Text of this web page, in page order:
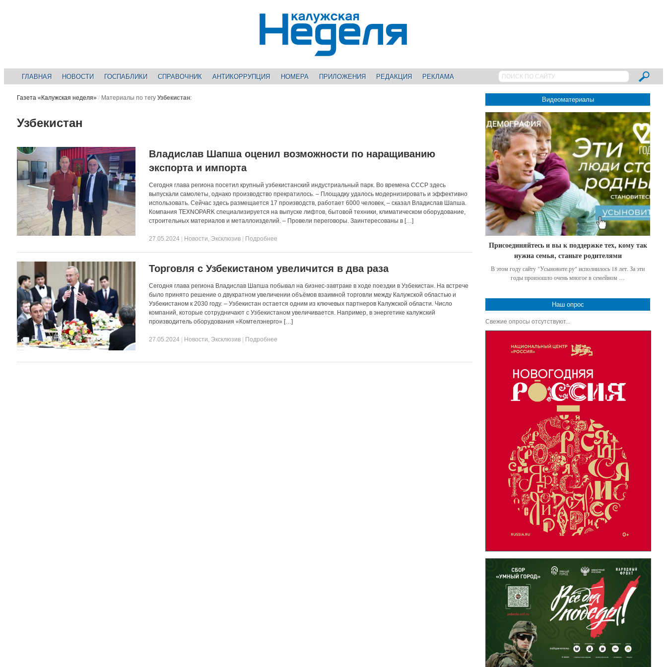
ГЛАВНАЯ НОВОСТИ ГОСПАБЛИКИ СПРАВОЧНИК АНТИКОРРУПЦИЯ НОМЕРА ПРИЛОЖЕНИЯ РЕДАКЦИЯ РЕКЛАМА
Газета «Калужская неделя» / Материалы по тегу Узбекистан:
Узбекистан
Владислав Шапша оценил возможности по наращиванию
экспорта и импорта
Сегодня глава региона посетил крупный узбекистанский индустриальный парк. Во времена СССР здесь
выпускали самолеты, однако производство прекратилось. – Площадку удалось модернизировать и эффективно
использовать. Сейчас здесь размещается 17 производств, работает 6000 человек, – сказал Владислав Шапша.
Компания TEXNOPARK специализируется на выпуске лифтов, бытовой техники, климатическом оборудование,
строительных материалов и металлоизделий. – Провели переговоры. Заинтересованы в […]
27.05.2024 Новости, Эксклюзив Подробнее
Торговля с Узбекистаном увеличится в два раза
Сегодня глава региона Владислав Шапша побывал на бизнес-завтраке в ходе поездки в Узбекистан. На встрече
было принято решение о двукратном увеличении объёмов взаимной торговли между Калужской областью и
Узбекистаном к 2030 году. – Узбекистан остается одним из ключевых партнеров Калужской области. Число
компаний, которые сотрудничают с Узбекистаном увеличивается. Например, в энергетике калужский
производитель оборудования «Комтелэнерго» […]
27.05.2024 Новости, Эксклюзив Подробнее
Видеоматериалы
Присоединяйтесь и вы к поддержке тех, кому так
нужна семья, станьте родителями
В этом году сайту "Усыновите.ру" исполнилось 18 лет. За эти
годы произошло очень многое в семейном …
Наш опрос
Свежие опросы отсутствуют...